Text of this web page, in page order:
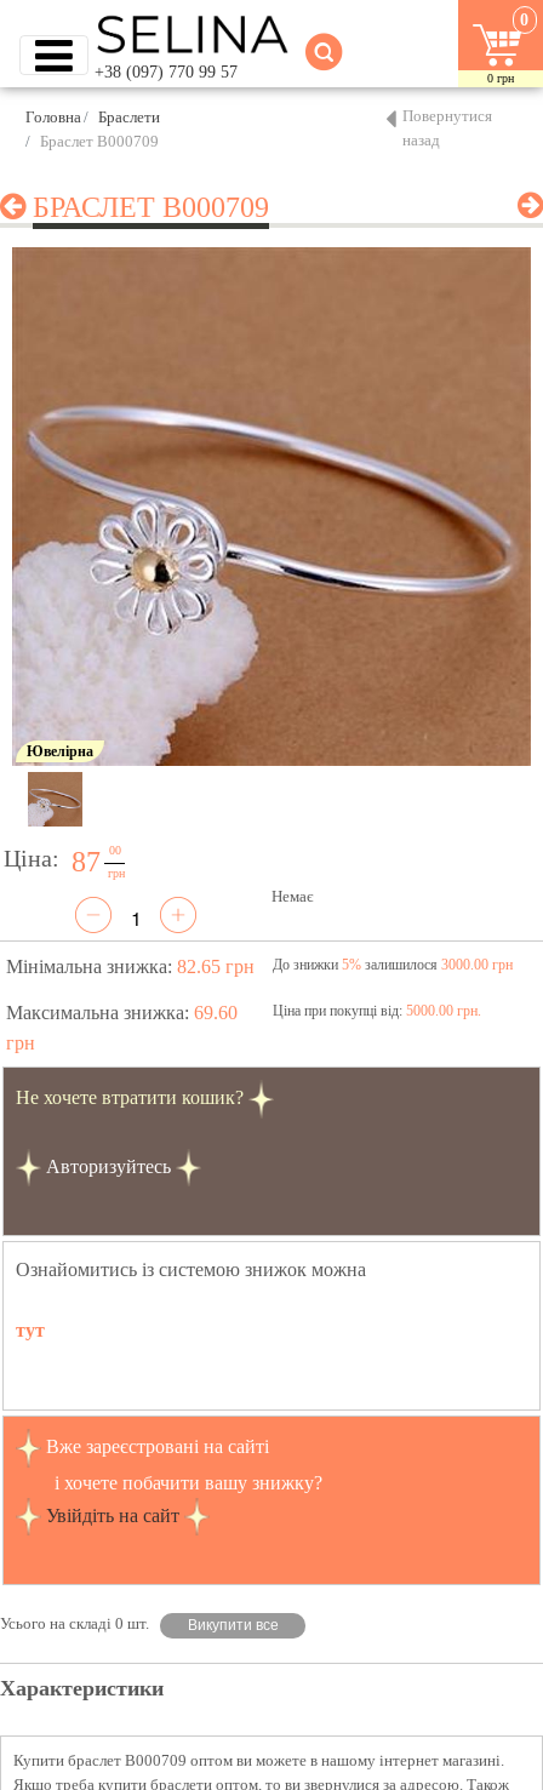
+38 (097) 770 99 57
0
0 грн
Головна
Браслети
Браслет B000709
Повернутися
назад
БРАСЛЕТ B000709
Ювелірна
Ціна: 87
00
грн
Немає
Мінімальна знижка: 82.65 грн До знижки 5%залишилося 3000.00 грн
Максимальна знижка: 69.60
грн
Ціна при покупці від: 5000.00 грн.
Не хочете втратити кошик?
Авторизуйтесь
Ознайомитись із системою знижок можна
тут
Вже зареєстровані на сайті
і хочете побачити вашу знижку?
Увійдіть на сайт
Усього на складі 0 шт. Викупити все
Характеристики
Купити браслет B000709 оптом ви можете в нашому інтернет магазині.
Якщо треба купити браслети оптом, то ви звернулися за адресою. Також